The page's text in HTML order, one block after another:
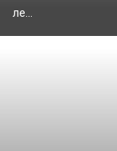
ле...